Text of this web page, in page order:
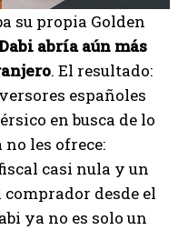
su propia Golden
abría aún más
. El resultado:
españoles
en busca de lo
no les ofrece:
casi nula y un
desde el
ya no es solo un